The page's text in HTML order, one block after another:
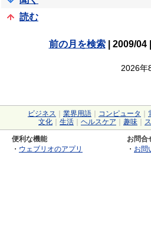
読む
前の月を検索| 2009/04
2026年
ビジネス 業界用語 コンピュータ
文化
生活 ヘルスケア 趣味
便利な機能
・ ウェブリオのアプリ
お問合
・ お問